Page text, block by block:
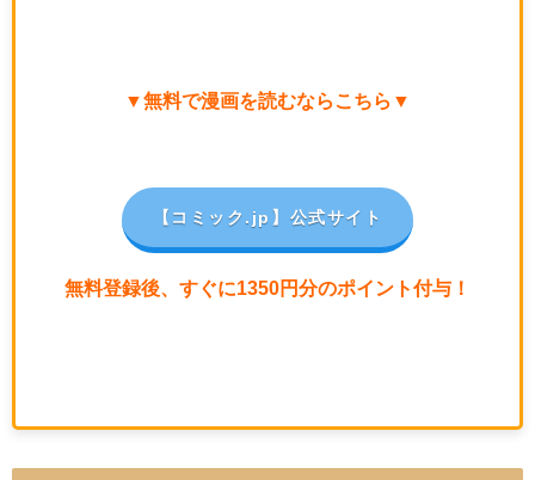
▼無料で漫画を読むならこちら▼
【コミック.jp 】公式サイト
無料登録後、すぐに1350円分のポイント付与！